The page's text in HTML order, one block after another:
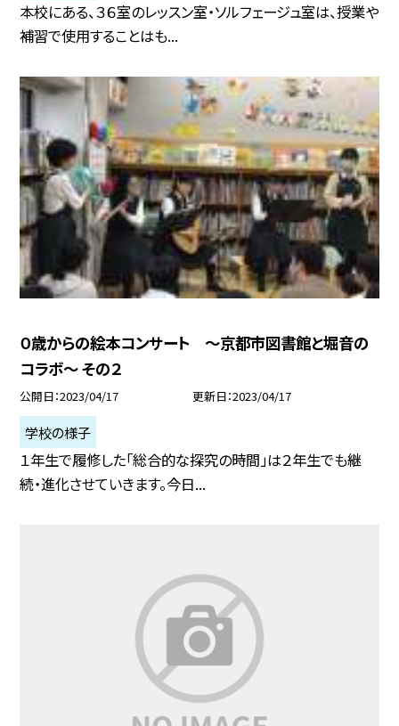
本校にある、３６室のレッスン室・ソルフェージュ室は、授業や
補習で使用することはも...
０歳からの絵本コンサート 〜京都市図書館と堀音の
コラボ〜 その２
公開日 2023/04/17 更新日 2023/04/17
学校の様子
１年生で履修した「総合的な探究の時間」は２年生でも継
続・進化させていきます。今日...